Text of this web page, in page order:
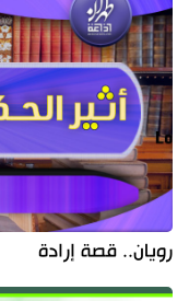
رويان.. قصة إرادة